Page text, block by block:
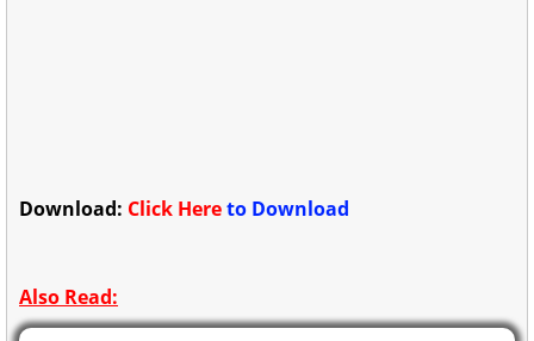
Download: Click Hereto Download
Also Read: